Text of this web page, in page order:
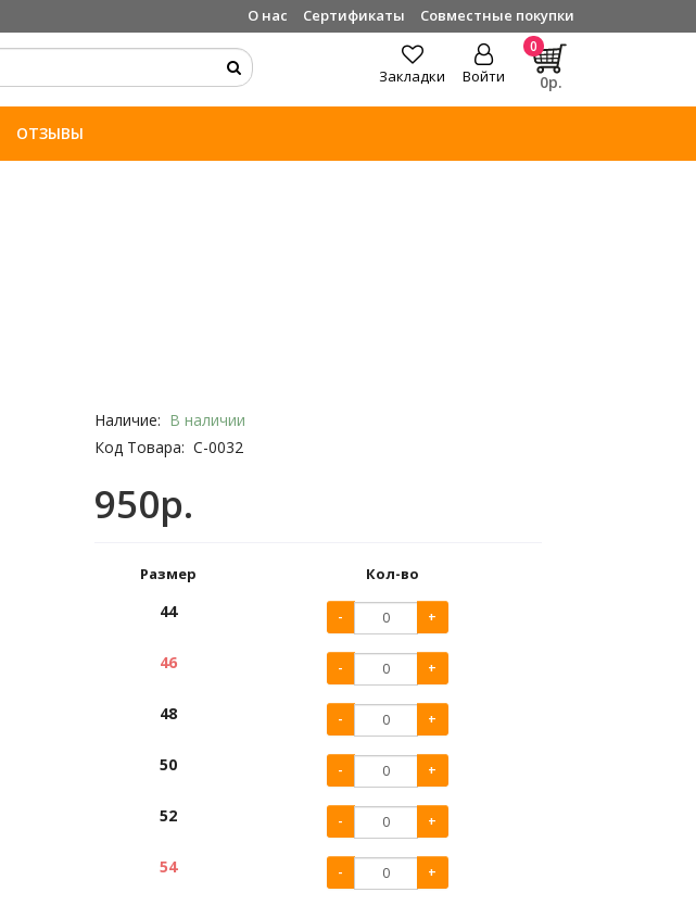
О нас Сертификаты Совместные покупки
0
0р.
Войти
Закладки
ОТЗЫВЫ
Наличие: В наличии
Код Товара: С-0032
950р.
Размер Кол-во
44 - +
46 - +
48 - +
50 - +
52 - +
54 - +